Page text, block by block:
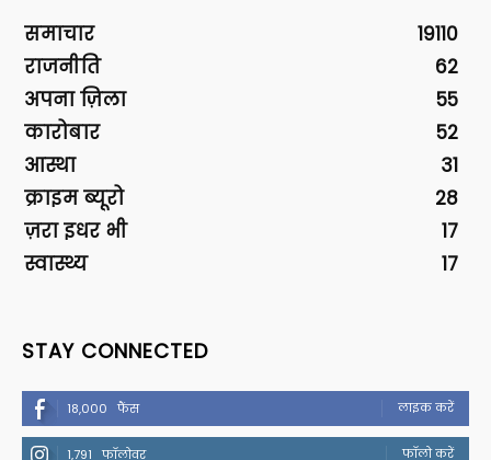
समाचार
19110
राजनीति
62
अपना ज़िला
55
कारोबार
52
आस्था
31
क्राइम ब्यूरो
28
ज़रा इधर भी
17
स्वास्थ्य
17
STAY CONNECTED
18,000 फैंस लाइक करें
1,791 फॉलोवर फॉलो करें